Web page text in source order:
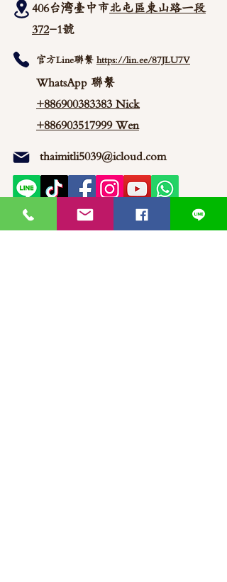
406台湾臺中市北屯區東山路一段
372-1號
官方Line聯繫 https://lin.ee/87JLU7V
WhatsApp 聯繫
+886900383383 Nick
+886903517999 Wen
thaimitli5039@icloud.com